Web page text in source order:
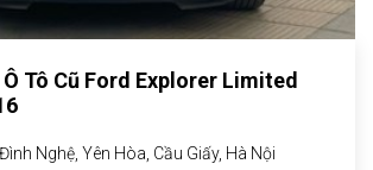
Ô Tô Cũ Ford Explorer Limited
Nghệ, Yên Hòa, Cầu Giấy, Hà Nội